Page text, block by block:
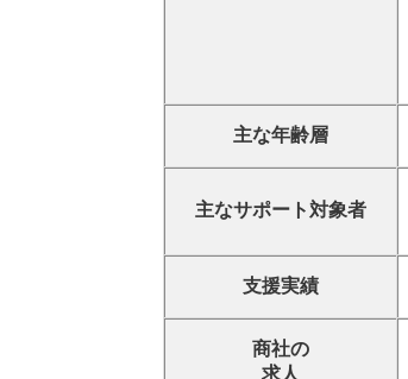
主な年齢層
主なサポート対象者
支援実績
商社の
求人